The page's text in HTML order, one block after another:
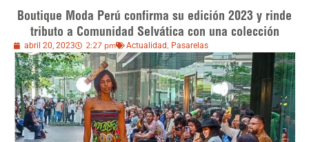
Boutique Moda Perú confirma su edición 2023 y rinde
tributo a Comunidad Selvática con una colección
abril 20, 2023 2:27 pm Actualidad, Pasarelas